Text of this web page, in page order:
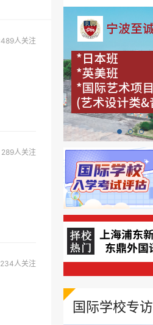
人关注
289人关注
234人关注
国际学校专访